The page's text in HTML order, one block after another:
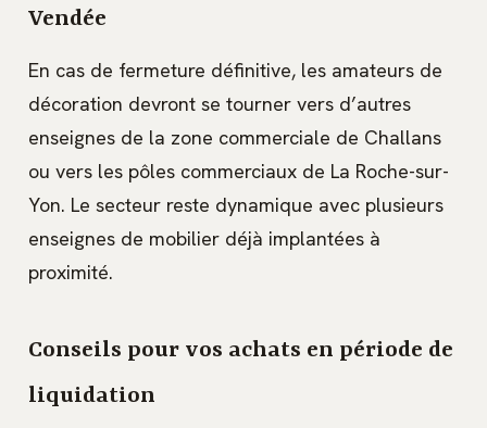
Vendée
En cas de fermeture définitive, les amateurs de
décoration devront se tourner vers d’autres
enseignes de la zone commerciale de Challans
ou vers les pôles commerciaux de La Roche-sur-
Yon. Le secteur reste dynamique avec plusieurs
enseignes de mobilier déjà implantées à
proximité.
Conseils pour vos achats en période de
liquidation